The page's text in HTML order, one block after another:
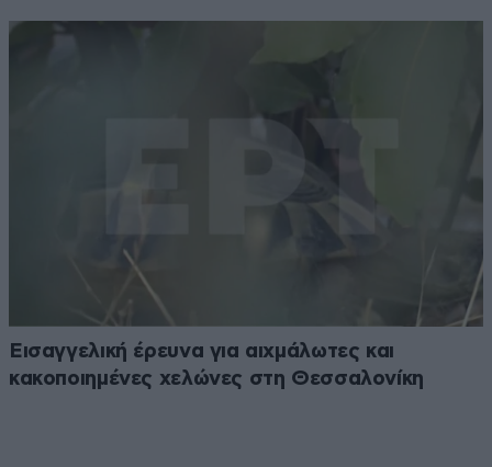
Εισαγγελική έρευνα για αιχμάλωτες και
κακοποιημένες χελώνες στη Θεσσαλονίκη